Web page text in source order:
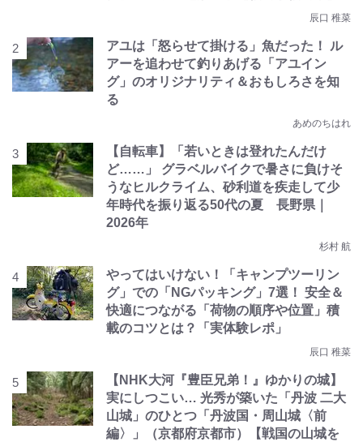
辰口 稚菜
アユは「怒らせて掛ける」魚だった！ ル
アーを追わせて釣りあげる「アユイン
グ」のオリジナリティ＆おもしろさを知
る
あめのちはれ
【自転車】「若いときは登れたんだけ
ど……」 グラベルバイクで暑さに負けそ
うなヒルクライム、砂利道を疾走して少
年時代を振り返る50代の夏 長野県｜
2026年
杉村 航
やってはいけない！「キャンプツーリン
グ」での「NGパッキング」7選！ 安全＆
快適につながる「荷物の順序や位置」積
載のコツとは？「実体験レポ」
辰口 稚菜
【NHK大河『豊臣兄弟！』ゆかりの城】
実にしつこい… 光秀が築いた「丹波 二大
山城」のひとつ「丹波国・周山城〈前
編〉」（京都府京都市）【戦国の山城を